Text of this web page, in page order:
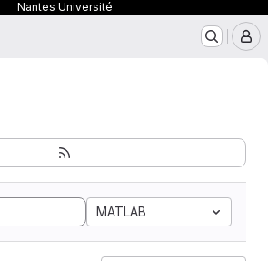
Nantes Université
MATLAB